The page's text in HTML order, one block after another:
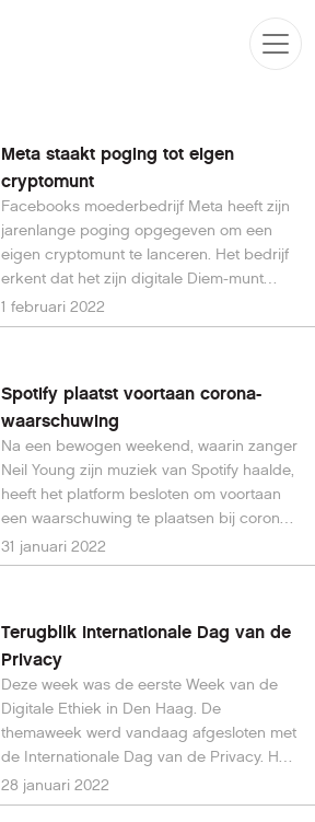
Meta staakt poging tot eigen
cryptomunt
Facebooks moederbedrijf Meta heeft zijn
jarenlange poging opgegeven om een
eigen cryptomunt te lanceren. Het bedrijf
erkent dat het zijn digitale Diem-munt
nooit van de grond gaat krijgen en gooit
nu de handdoek in de ring.
1 februari 2022
Spotify plaatst voortaan corona-
waarschuwing
Na een bewogen weekend, waarin zanger
Neil Young zijn muziek van Spotify haalde,
heeft het platform besloten om voortaan
een waarschuwing te plaatsen bij corona-
misleidende podcasts.
31 januari 2022
Terugblik Internationale Dag van de
Privacy
Deze week was de eerste Week van de
Digitale Ethiek in Den Haag. De
themaweek werd vandaag afgesloten met
de Internationale Dag van de Privacy. HCC
was erbij en deed de ‘smart citizen'-
stadswandeling.
28 januari 2022